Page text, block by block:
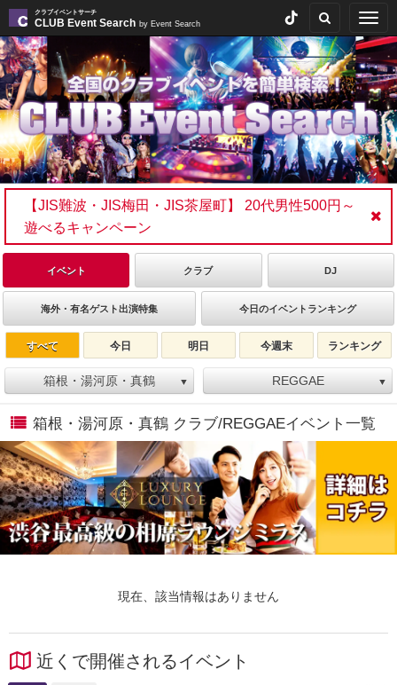
クラブイベントサーチ
CLUB Event Search by Event Search
【JIS難波・JIS梅田・JIS茶屋町】 20代男性500円～
遊べるキャンペーン
イベント クラブ DJ
海外・有名ゲスト出演特集 今日のイベントランキング
すべて 今日 明日 今週末 ランキング
箱根・湯河原・真鶴 ▼ REGGAE ▼
箱根・湯河原・真鶴 クラブ/REGGAEイベント一覧
現在、該当情報はありません
近くで開催されるイベント